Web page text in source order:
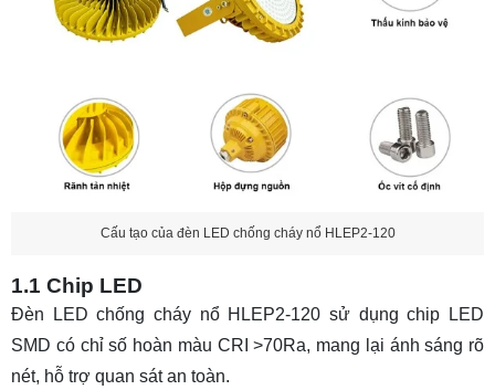
Cấu tạo của đèn LED chống cháy nổ HLEP2-120
1.1 Chip LED
Đèn LED chống cháy nổ HLEP2-120 sử dụng chip LED
SMD có chỉ số hoàn màu CRI >70Ra, mang lại ánh sáng rõ
nét, hỗ trợ quan sát an toàn.